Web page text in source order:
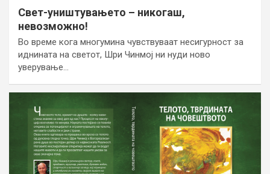
Свет-уништувањето – никогаш,
невозможно!
Во време кога многумина чувствуваат несигурност за
иднината на светот, Шри Чинмој ни нуди ново
уверување…